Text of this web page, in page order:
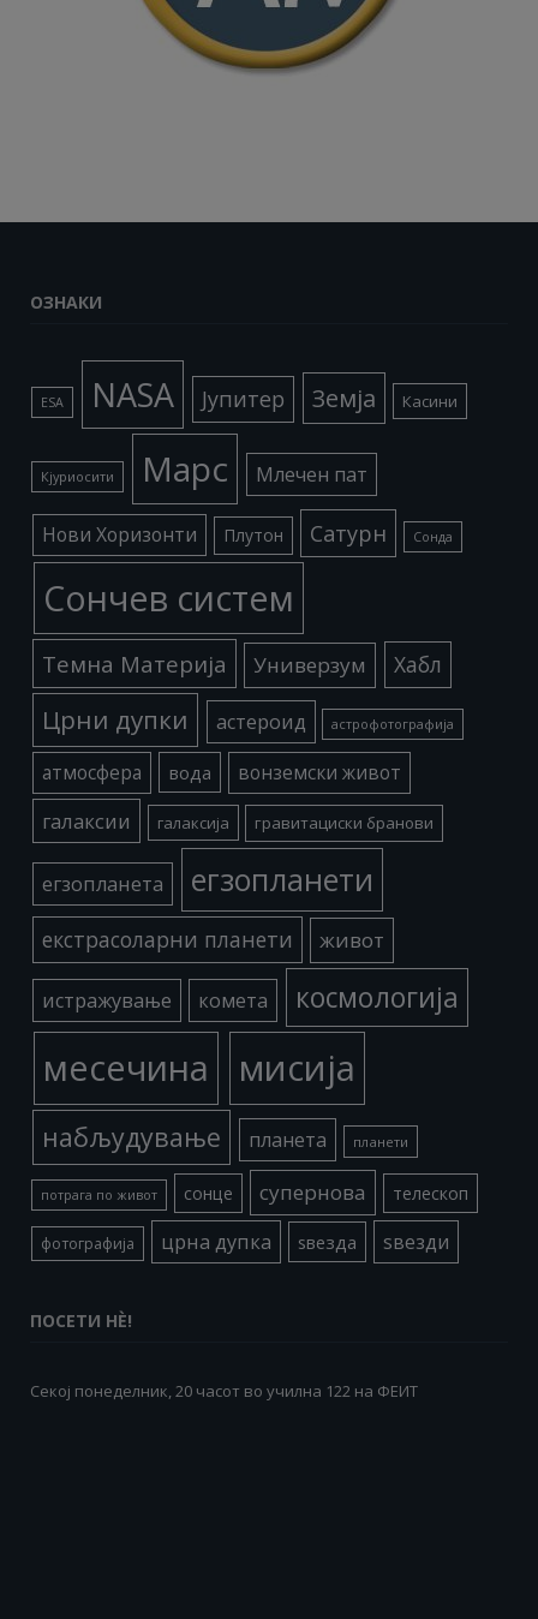
ОЗНАКИ
ESA NASA Јупитер Земја Касини
Кјуриосити Марс Млечен пат
Нови Хоризонти Плутон Сатурн Сонда
Сончев систем
Темна Материја Универзум Хабл
Црни дупки астероид астрофотографија
атмосфера вода вонземски живот
галаксии галаксија гравитациски бранови
егзопланета егзопланети
екстрасоларни планети живот
истражување комета космологија
месечина мисија
набљудување планета планети
потрага по живот сонце супернова телескоп
фотографија црна дупка ѕвезда ѕвезди
ПОСЕТИ НÈ!
Секој понеделник, 20 часот во училна 122 на ФЕИТ